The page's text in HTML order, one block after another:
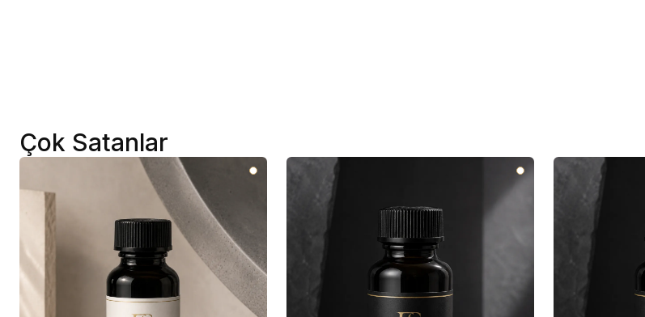
Çok Satanlar